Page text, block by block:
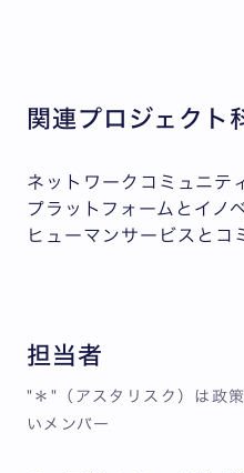
関連プロジェクト
ネットワークコミュニ
プラットフォームとイノ
ヒューマンサービスとコ
担当者
"＊"（アスタリスク）は政
いメンバー